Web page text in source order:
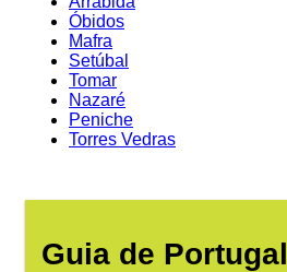
Óbidos
Mafra
Setúbal
Tomar
Nazaré
Peniche
Torres Vedras
Guia de Portugal